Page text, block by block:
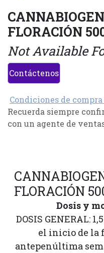
FLORACIÓN
Not Available
Contáctenos
Condiciones de
Recuerda siempre
con un agente de
FLORACIÓN
Dosis y
DOSIS GENERAL:
el inicio de la
antepenúltima